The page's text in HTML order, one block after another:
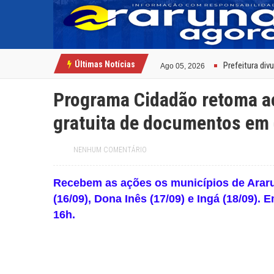
Últimas Notícias
Jul 07, 2026 ExpoSerra
Educação de
Ago 05, 2026 Prefeitura
Ago 03, 2026 Paraíba tem
Ago 03, 2026 Três pessoas
Jul 23, 2026 Paraíba tem
Jul 19, 2026 Prefeitura
Ago 05, 2026 Educação de
Programa Cidadão retoma
gratuita de documentos
NENHUM COMENTÁRIO
Recebem as ações os municípios de
(16/09), Dona Inês (17/09) e Ingá (18/09).
16h.